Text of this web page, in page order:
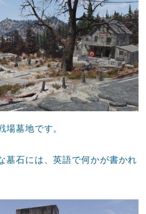
場墓地です。
墓石には、英語で何かが書かれ